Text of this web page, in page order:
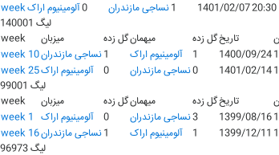
weekآلومينيوم اراک0 نساجی مازندران1 1401/02/0720:30
لیگ 140001
week
میزبان گل زدهمیهمان گل زدهتاریخ
week 10نساجی مازندران1 آلومينيوم اراک 1 1400/09/24
week 25آلومينيوم اراک 0 نساجی مازندران0 1401/02/14
لیگ 99001
week
میزبان گل زدهمیهمان گل زدهتاریخ
week 1 آلومينيوم اراک 0 نساجی مازندران3 1399/08/16
week 16نساجی مازندران1 آلومينيوم اراک 1 1399/12/11
لیگ 96973